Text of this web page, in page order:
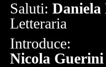
Saluti:
Letteraria
Introduce:
Nicola Guerini